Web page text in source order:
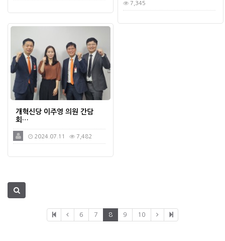
7,345
개혁신당 이주영 의원 간담
회…
2024.07.11 7,482
6 7 8 9 10